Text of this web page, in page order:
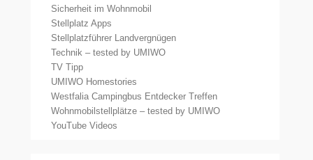
Sicherheit im Wohnmobil
Stellplatz Apps
Stellplatzführer Landvergnügen
Technik – tested by UMIWO
TV Tipp
UMIWO Homestories
Westfalia Campingbus Entdecker Treffen
Wohnmobilstellplätze – tested by UMIWO
YouTube Videos